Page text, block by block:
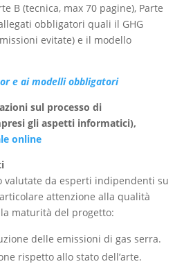
B (tecnica, max 70 pagine), Parte
obbligatori quali il GHG
evitate) e il modello
e ai modelli obbligatori
sul processo di
gli aspetti informatici),
online
valutate da esperti indipendenti su
attenzione alla qualità
maturità del progetto:
delle emissioni di gas serra.
rispetto allo stato dell’arte.